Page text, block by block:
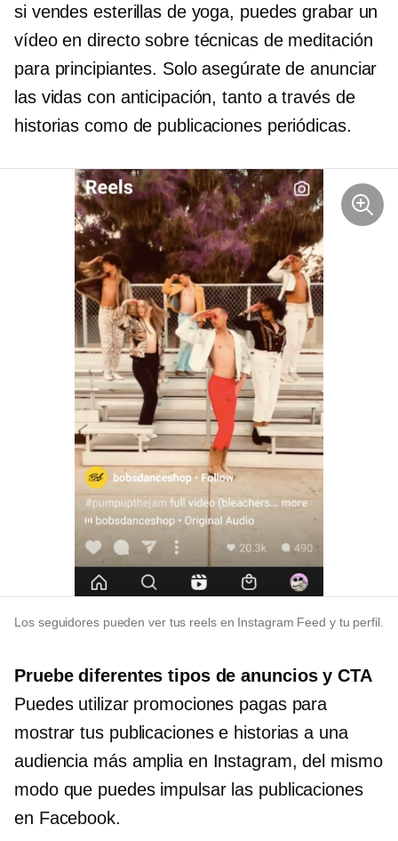
si vendes esterillas de yoga, puedes grabar un
vídeo en directo sobre técnicas de meditación
para principiantes. Solo asegúrate de anunciar
las vidas con anticipación, tanto a través de
historias como de publicaciones periódicas.
Los seguidores pueden ver tus reels en Instagram Feed y tu perfil.
Pruebe diferentes tipos de anuncios y CTA
Puedes utilizar promociones pagas para
mostrar tus publicaciones e historias a una
audiencia más amplia en Instagram, del mismo
modo que puedes impulsar las publicaciones
en Facebook.